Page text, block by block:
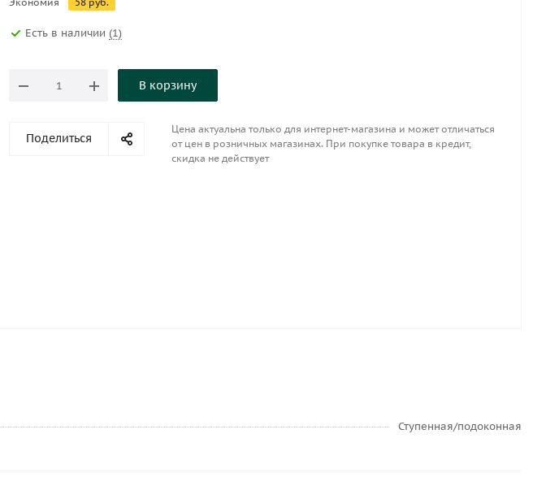
Есть в наличии (1)
В корзину
Поделиться
Цена актуальна только для интернет-магазина и может отличаться
от цен в розничных магазинах. При покупке товара в кредит,
скидка не действует
Ступенная/подоконная